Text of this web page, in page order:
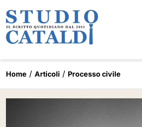
Home Articoli Processo civile